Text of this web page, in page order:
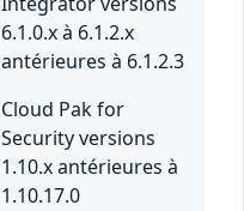
6.1.0.x à 6.1.2.x
antérieures à 6.1.2.3
Cloud Pak for
Security versions
1.10.x antérieures à
1.10.17.0